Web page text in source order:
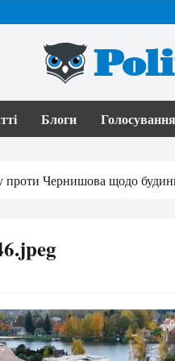
Блоги Голосування
Чернишова щодо